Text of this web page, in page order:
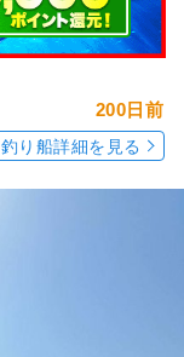
200日前
釣り船詳細を見る